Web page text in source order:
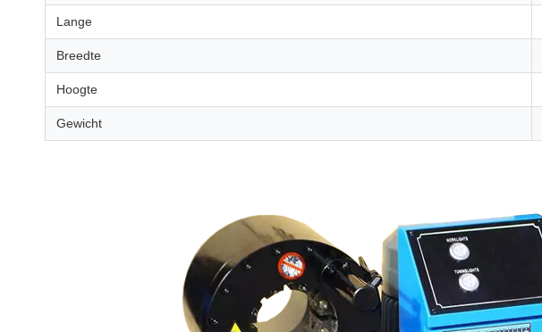
Lange
Breedte
Hoogte
Gewicht